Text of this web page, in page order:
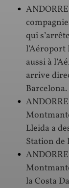
qui
l’Aéroport
aussi à
arrive
Barcelona.
Lleida a
Station de
la Costa